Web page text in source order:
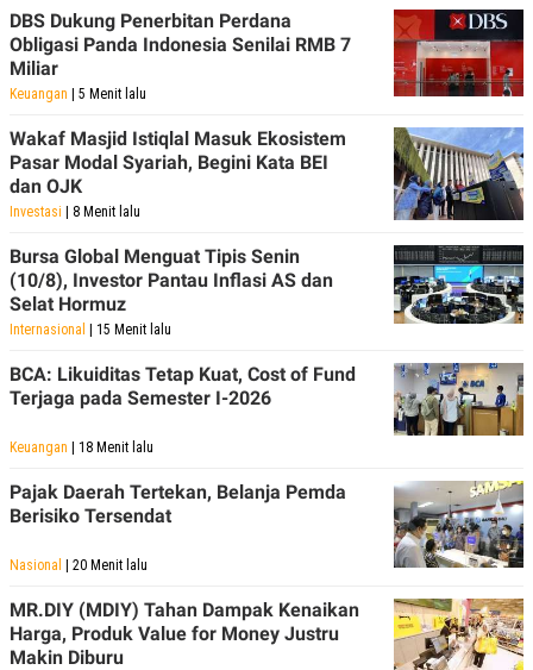
DBS Dukung Penerbitan Perdana
Obligasi Panda Indonesia Senilai RMB 7
Miliar
Keuangan | 5 Menit lalu
Wakaf Masjid Istiqlal Masuk Ekosistem
Pasar Modal Syariah, Begini Kata BEI
dan OJK
Investasi | 8 Menit lalu
Bursa Global Menguat Tipis Senin
(10/8), Investor Pantau Inflasi AS dan
Selat Hormuz
Internasional | 15 Menit lalu
BCA: Likuiditas Tetap Kuat, Cost of Fund
Terjaga pada Semester I-2026
Keuangan | 18 Menit lalu
Pajak Daerah Tertekan, Belanja Pemda
Berisiko Tersendat
Nasional | 20 Menit lalu
MR.DIY (MDIY) Tahan Dampak Kenaikan
Harga, Produk Value for Money Justru
Makin Diburu